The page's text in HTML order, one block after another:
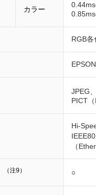
カラー
RGB
JPEG
PICT
Hi-
（
（注9） ○